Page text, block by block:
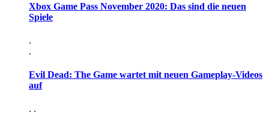
Xbox Game Pass November 2020: Das sind die neuen
Spiele
.
.
Evil Dead: The Game wartet mit neuen Gameplay-Videos
auf
. .